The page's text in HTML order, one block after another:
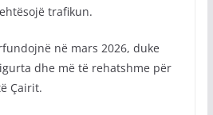
trafikun.
në mars 2026, duke
dhe më të rehatshme për
Çairit.